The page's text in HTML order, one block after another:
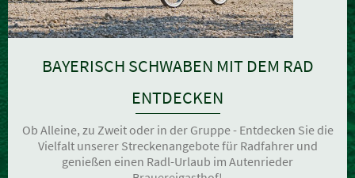
BAYERISCH SCHWABEN MIT DEM RAD
ENTDECKEN
Ob Alleine, zu Zweit oder in der Gruppe - Entdecken Sie die
Vielfalt unserer Streckenangebote für Radfahrer und
genießen einen Radl-Urlaub im Autenrieder